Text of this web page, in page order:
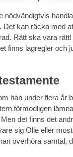
nödvändigtvis
Det kan räcka med
Rätt ska vara
finns lagregler och
han under flera år
förmodligen
det finns det
sig Olle eller
överhöra samtal,